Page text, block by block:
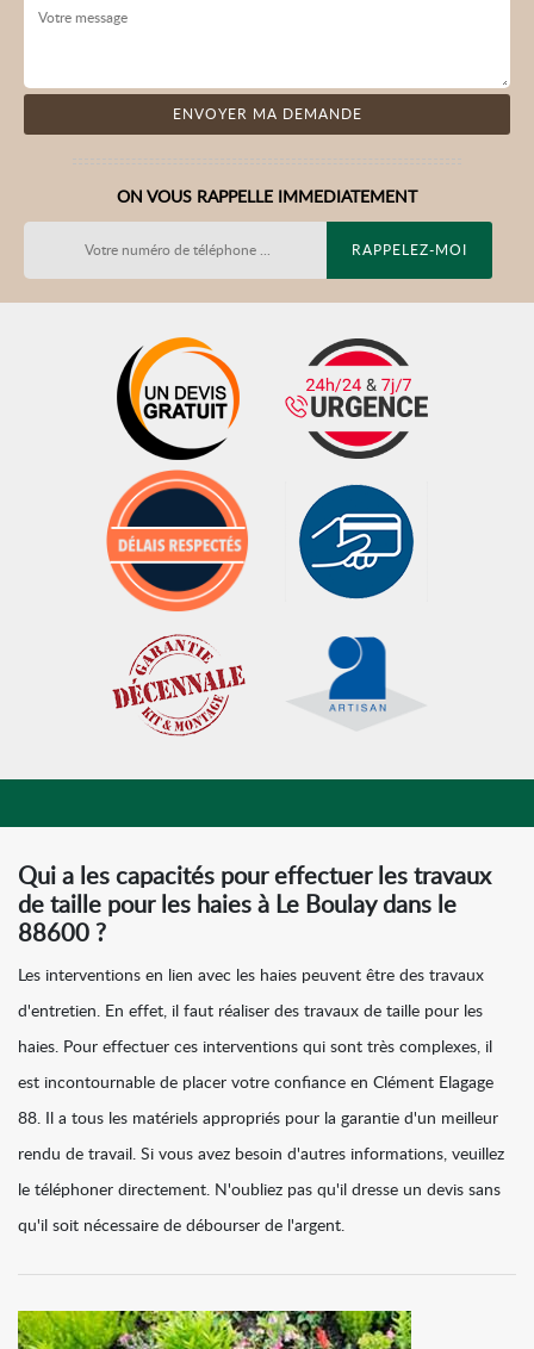
ON VOUS RAPPELLE IMMEDIATEMENT
Qui a les capacités pour effectuer les travaux
de taille pour les haies à Le Boulay dans le
88600 ?
Les interventions en lien avec les haies peuvent être des travaux
d'entretien. En effet, il faut réaliser des travaux de taille pour les
haies. Pour effectuer ces interventions qui sont très complexes, il
est incontournable de placer votre confiance en Clément Elagage
88. Il a tous les matériels appropriés pour la garantie d'un meilleur
rendu de travail. Si vous avez besoin d'autres informations, veuillez
le téléphoner directement. N'oubliez pas qu'il dresse un devis sans
qu'il soit nécessaire de débourser de l'argent.